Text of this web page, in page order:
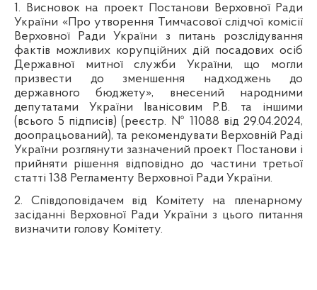
1. Висновок на проект Постанови Верховної Ради
України «Про утворення Тимчасової слідчої комісії
Верховної Ради України з питань розслідування
фактів можливих корупційних дій посадових осіб
Державної митної служби України, що могли
призвести до зменшення надходжень до
державного бюджету», внесений народними
депутатами України Іванісовим Р.В. та іншими
(всього 5 підписів) (реєстр. № 11088 від 29.04.2024,
доопрацьований), та рекомендувати Верховній Раді
України розглянути зазначений проект Постанови і
прийняти рішення відповідно до частини третьої
статті 138 Регламенту Верховної Ради України.
2. Співдоповідачем від Комітету на пленарному
засіданні Верховної Ради України з цього питання
визначити голову Комітету.